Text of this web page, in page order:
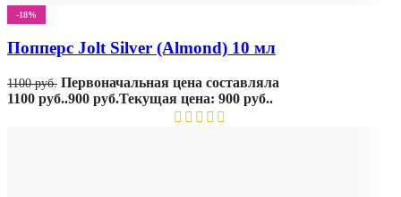
-18%
Попперс Jolt Silver (Almond) 10 мл
1100руб. Первоначальная цена составляла
1100 руб..900 руб.Текущая цена: 900 руб..